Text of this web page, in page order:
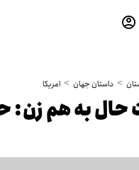
داستان جهان امریکا
به هم زن: